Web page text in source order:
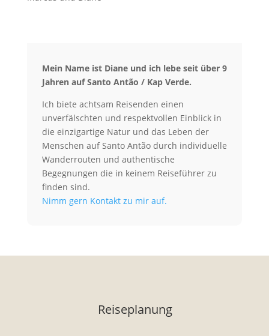
Mein Name ist Diane und ich lebe seit über 9
Jahren auf Santo Antão / Kap Verde.
Ich biete achtsam Reisenden einen
unverfälschten und respektvollen Einblick in
die einzigartige Natur und das Leben der
Menschen auf Santo Antão durch individuelle
Wanderrouten und authentische
Begegnungen die in keinem Reiseführer zu
finden sind.
Nimm gern Kontakt zu mir auf.
Reiseplanung